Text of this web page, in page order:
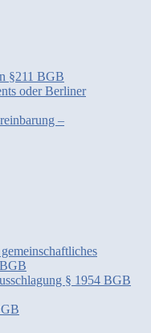
§211 BGB
oder Berliner
–
§ 1954 BGB